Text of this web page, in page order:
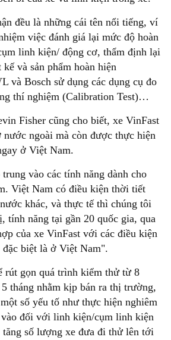
đều là những cái tên nổi tiếng, ví
việc đánh giá lại mức độ hoàn
linh kiện/ động cơ, thẩm định lại
và sản phẩm hoàn hiện
và Bosch sử dụng các dụng cụ đo
thí nghiệm (Calibration Test)…
Fisher cũng cho biết, xe VinFast
ngoài mà còn được thực hiện
ở Việt Nam.
vào các tính năng dành cho
Việt Nam có điều kiện thời tiết
khác, và thực tế thì chúng tôi
tính năng tại gần 20 quốc gia, qua
của xe VinFast với các điều kiện
đặc biệt là ở Việt Nam".
rút gọn quá trình kiểm thử từ 8
tháng nhằm kịp bán ra thị trường,
số yếu tố như thực hiện nghiêm
vào đối với linh kiện/cụm linh kiện
tăng số lượng xe đưa đi thử lên tới